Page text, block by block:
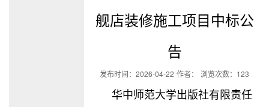
舰店装修施工项目中标公
告
发布时间：2026-04-22 作者： 浏览次数： 123
华中师范大学出版社有限责任